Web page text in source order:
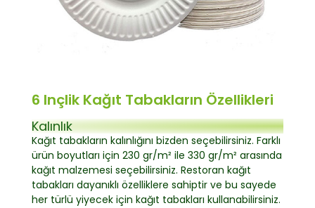
6 Inçlik Kağıt Tabakların Özellikleri
Kalınlık
Kağıt tabakların kalınlığını bizden seçebilirsiniz. Farklı
ürün boyutları için 230 gr/m² ile 330 gr/m² arasında
kağıt malzemesi seçebilirsiniz. Restoran kağıt
tabakları dayanıklı özelliklere sahiptir ve bu sayede
her türlü yiyecek için kağıt tabakları kullanabilirsiniz.